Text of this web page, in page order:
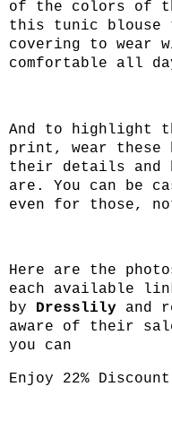
of the colors of
this tunic blouse
covering to wear
comfortable all
And to highlight
print, wear
their details and
are. You can be
even for those,
Here are the
each available
by Dresslily and
aware of their
you can
Enjoy 22%